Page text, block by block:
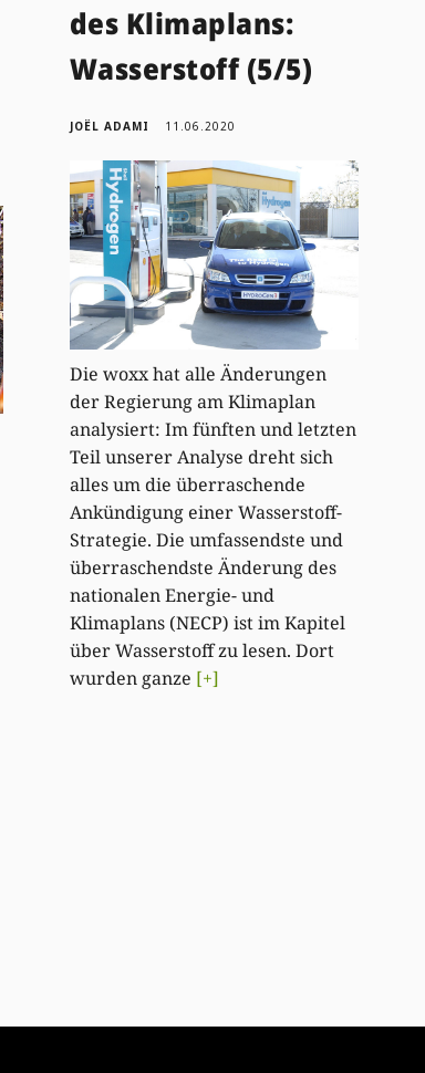
des Klimaplans:
Wasserstoff (5/5)
JOËL ADAMI 11.06.2020
Die woxx hat alle Änderungen
der Regierung am Klimaplan
analysiert: Im fünften und letzten
Teil unserer Analyse dreht sich
alles um die überraschende
Ankündigung einer Wasserstoff-
Strategie. Die umfassendste und
überraschendste Änderung des
nationalen Energie- und
Klimaplans (NECP) ist im Kapitel
über Wasserstoff zu lesen. Dort
wurden ganze [+]